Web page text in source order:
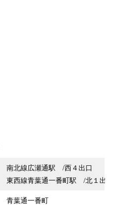
南北線広瀬通駅 /西４出口
東西線青葉通一番町駅 /北１出口
青葉通一番町